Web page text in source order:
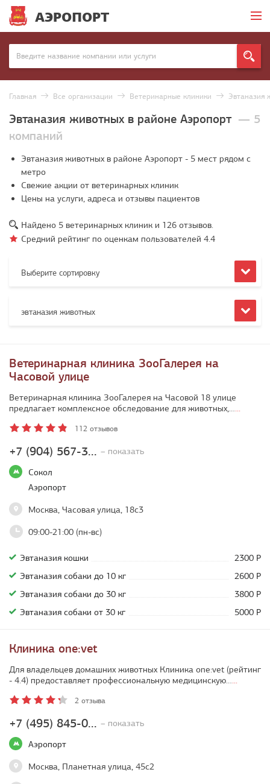
АЭРОПОРТ
Главная Все организации Ветеринарные клиники Эвтаназия
Эвтаназия животных в районе Аэропорт — 5
компаний
Эвтаназия животных в районе Аэропорт - 5 мест рядом с
метро
Свежие акции от ветеринарных клиник
Цены на услуги, адреса и отзывы пациентов
Найдено 5 ветеринарных клиник и 126 отзывов.
Средний рейтинг по оценкам пользователей 4.4
Выберите сортировку
эвтаназия животных
Ветеринарная клиника ЗооГалерея на
Часовой улице
+7 (904) 567-3... – показать
Сокол
Аэропорт
Москва, Часовая улица, 18с3
09:00-21:00 (пн-вс)
Ветеринарная клиника ЗооГалерея на Часовой 18 улице
предлагает комплексное обследование для животных,…...
112 отзывов
Эвтаназия кошки
2300 Р
Эвтаназия собаки до 10 кг
2600 Р
Эвтаназия собаки до 30 кг
3800 Р
Эвтаназия собаки от 30 кг
5000 Р
Клиника one:vet
+7 (495) 845-0... – показать
Аэропорт
Москва, Планетная улица, 45с2
Для владельцев домашних животных Клиника one:vet (рейтинг
- 4.4) предоставляет профессиональную медицинскую…...
2 отзыва